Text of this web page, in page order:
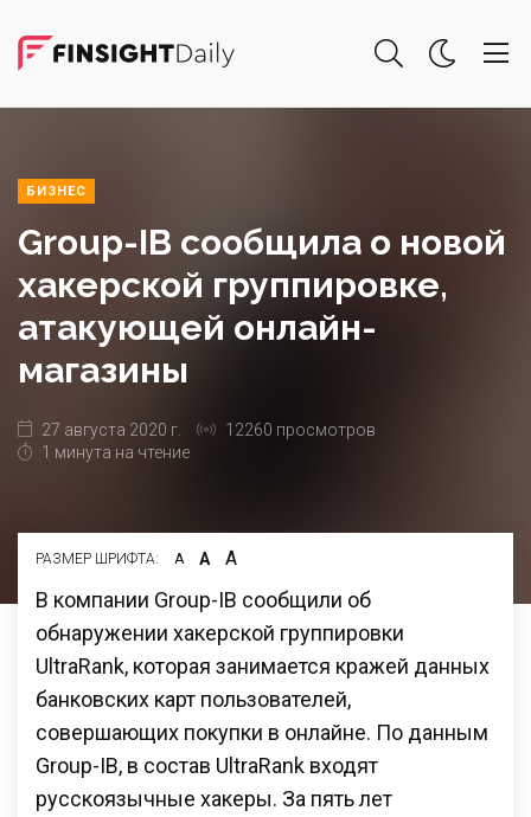
БИЗНЕС
Group-IB сообщила о новой
хакерской группировке,
атакующей онлайн-
магазины
27 августа 2020 г.
12260 просмотров
1 минута на чтение
РАЗМЕР ШРИФТА: А А А
В компании Group-IB сообщили об
обнаружении хакерской группировки
UltraRank, которая занимается кражей данных
банковских карт пользователей,
совершающих покупки в онлайне. По данным
Group-IB, в состав UltraRank входят
русскоязычные хакеры. За пять лет